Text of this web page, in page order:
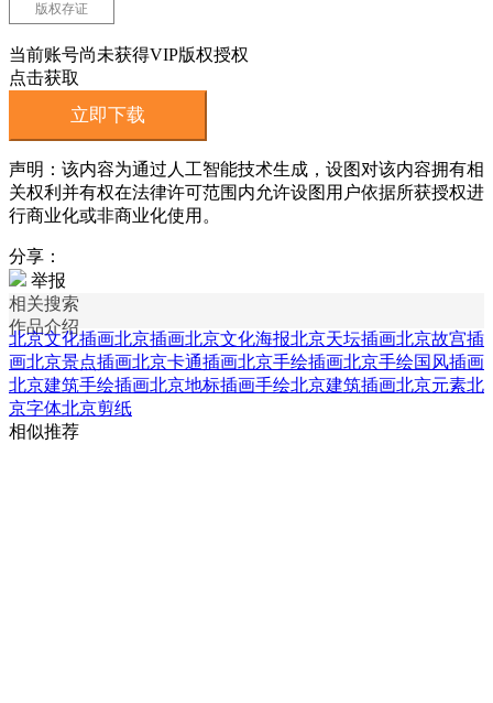
版权存证
当前账号尚未获得VIP版权授权
点击获取
立即下载
声明：该内容为通过人工智能技术生成，设图对该内容拥有相
关权利并有权在法律许可范围内允许设图用户依据所获授权进
行商业化或非商业化使用。
分享：
举报
相关搜索
作品介绍
北京文化插画北京插画北京文化海报北京天坛插画北京故宫插
画北京景点插画北京卡通插画北京手绘插画北京手绘国风插画
北京建筑手绘插画北京地标插画手绘北京建筑插画北京元素北
京字体北京剪纸
相似推荐